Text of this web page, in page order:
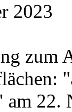
2023
zum
22.